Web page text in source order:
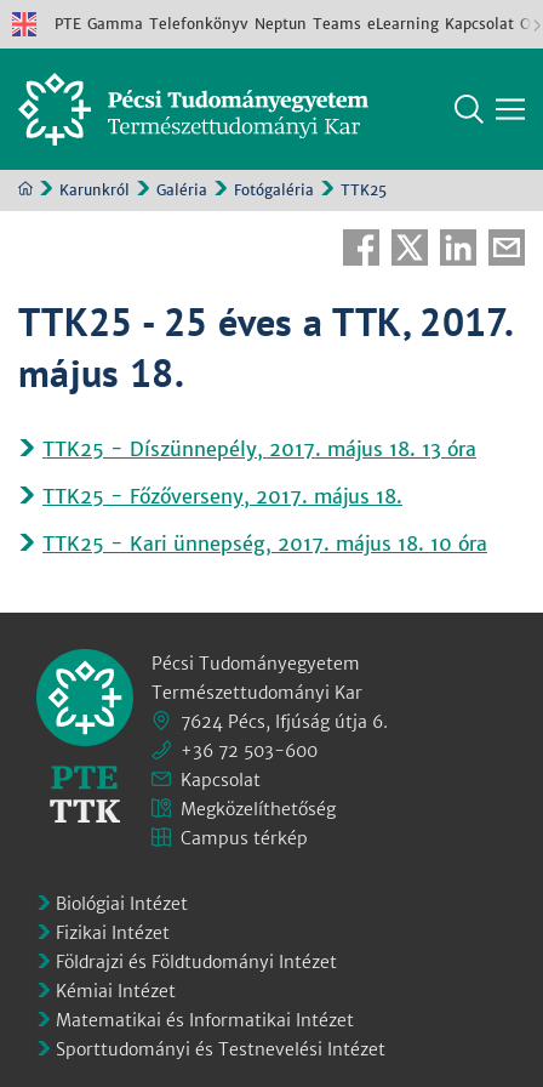
PTE Gamma Telefonkönyv Neptun Teams eLearning Kapcsolat
Karunkról Galéria Fotógaléria TTK25
TTK25 - 25 éves a TTK, 2017.
május 18.
TTK25 - Díszünnepély, 2017. május 18. 13 óra
TTK25 - Főzőverseny, 2017. május 18.
TTK25 - Kari ünnepség, 2017. május 18. 10 óra
Pécsi Tudományegyetem
Természettudományi Kar
7624 Pécs, Ifjúság útja 6.
+36 72 503-600
Kapcsolat
Megközelíthetőség
Campus térkép
Biológiai Intézet
Fizikai Intézet
Földrajzi és Földtudományi Intézet
Kémiai Intézet
Matematikai és Informatikai Intézet
Sporttudományi és Testnevelési Intézet